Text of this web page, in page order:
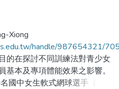
Xiong
handle/987654321/
在探討不同訓練法對青少女
基本及專項體能效果之影響。
國中女生軟式網球選手（平